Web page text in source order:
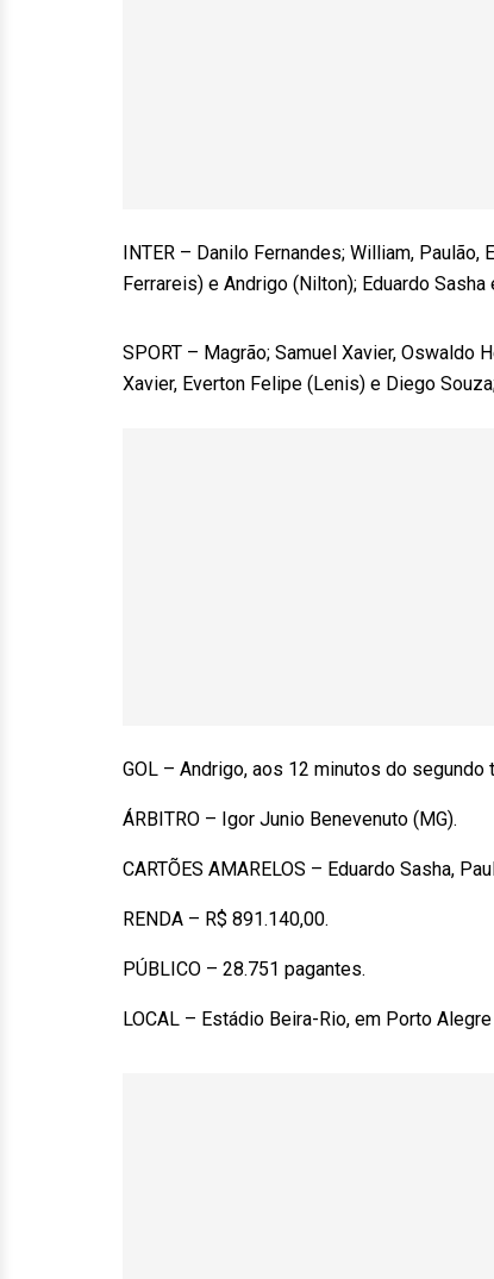
INTER – Danilo Fernandes; William, Paulão,
Ferrareis) e Andrigo (Nilton); Eduardo
SPORT – Magrão; Samuel Xavier, Oswaldo
Xavier, Everton Felipe (Lenis) e Diego
GOL – Andrigo, aos 12 minutos do segundo
ÁRBITRO – Igor Junio Benevenuto (MG).
CARTÕES AMARELOS – Eduardo Sasha,
RENDA – R$ 891.140,00.
PÚBLICO – 28.751 pagantes.
LOCAL – Estádio Beira-Rio, em Porto Alegre